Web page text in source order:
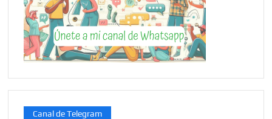
Canal de Telegram